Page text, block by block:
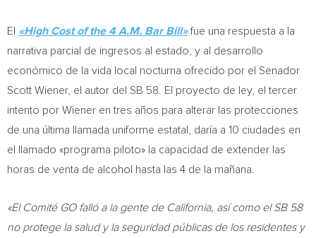
El «High Cost of the 4 A.M. Bar Bill» fue una respuesta a la
narrativa parcial de ingresos al estado, y al desarrollo
económico de la vida local nocturna ofrecido por el Senador
Scott Wiener, el autor del SB 58. El proyecto de ley, el tercer
intento por Wiener en tres años para alterar las protecciones
de una última llamada uniforme estatal, daría a 10 ciudades en
el llamado «programa piloto» la capacidad de extender las
horas de venta de alcohol hasta las 4 de la mañana.
«El Comité GO falló a la gente de California, así como el SB 58
no protege la salud y la seguridad públicas de los residentes y